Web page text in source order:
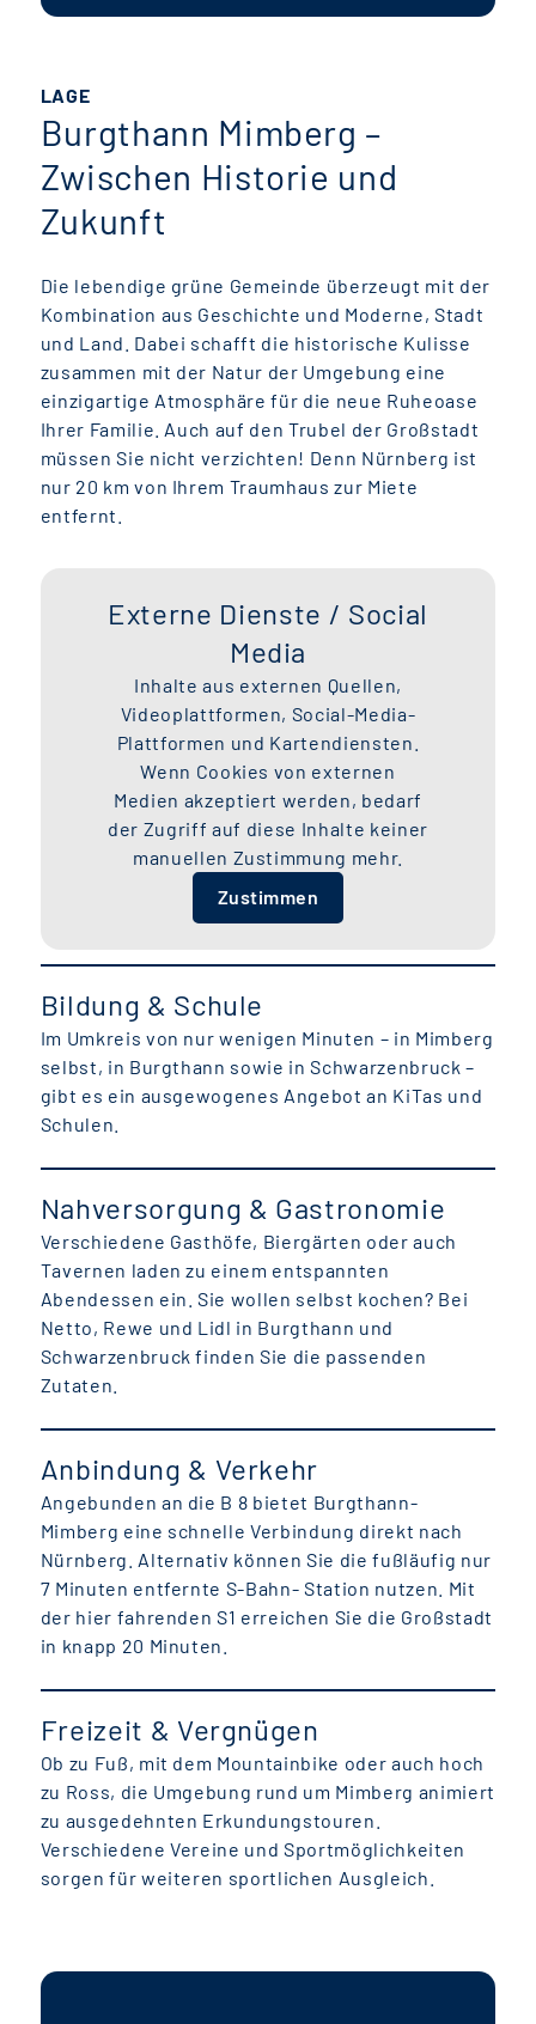
LAGE
Burgthann Mimberg –
Zwischen Historie und
Zukunft
Die lebendige grüne Gemeinde überzeugt mit der
Kombination aus Geschichte und Moderne, Stadt
und Land. Dabei schafft die historische Kulisse
zusammen mit der Natur der Umgebung eine
einzigartige Atmosphäre für die neue Ruheoase
Ihrer Familie. Auch auf den Trubel der Großstadt
müssen Sie nicht verzichten! Denn Nürnberg ist
nur 20 km von Ihrem Traumhaus zur Miete
entfernt.
Externe Dienste / Social
Media
Inhalte aus externen Quellen,
Videoplattformen, Social-Media-
Plattformen und Kartendiensten.
Wenn Cookies von externen
Medien akzeptiert werden, bedarf
der Zugriff auf diese Inhalte keiner
manuellen Zustimmung mehr.
Zustimmen
Bildung & Schule
Im Umkreis von nur wenigen Minuten – in Mimberg
selbst, in Burgthann sowie in Schwarzenbruck –
gibt es ein ausgewogenes Angebot an KiTas und
Schulen.
Nahversorgung & Gastronomie
Verschiedene Gasthöfe, Biergärten oder auch
Tavernen laden zu einem entspannten
Abendessen ein. Sie wollen selbst kochen? Bei
Netto, Rewe und Lidl in Burgthann und
Schwarzenbruck finden Sie die passenden
Zutaten.
Anbindung & Verkehr
Angebunden an die B 8 bietet Burgthann-
Mimberg eine schnelle Verbindung direkt nach
Nürnberg. Alternativ können Sie die fußläufig nur
7 Minuten entfernte S-Bahn- Station nutzen. Mit
der hier fahrenden S1 erreichen Sie die Großstadt
in knapp 20 Minuten.
Freizeit & Vergnügen
Ob zu Fuß, mit dem Mountainbike oder auch hoch
zu Ross, die Umgebung rund um Mimberg animiert
zu ausgedehnten Erkundungstouren.
Verschiedene Vereine und Sportmöglichkeiten
sorgen für weiteren sportlichen Ausgleich.